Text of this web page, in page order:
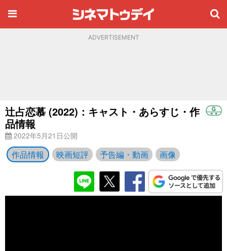
ADVERTISEMENT
辻占恋慕 (2022)：キャスト・あらすじ・作
品情報
2022年5月21日公開
作品情報 映画短評 予告編・動画 画像